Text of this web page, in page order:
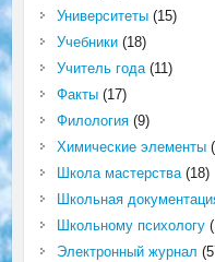
Университеты(15)
Учебники(18)
Учитель года(11)
Факты(17)
Филология(9)
Химические элементы
Школа мастерства(18)
Школьная
Школьному психологу
Электронный журнал